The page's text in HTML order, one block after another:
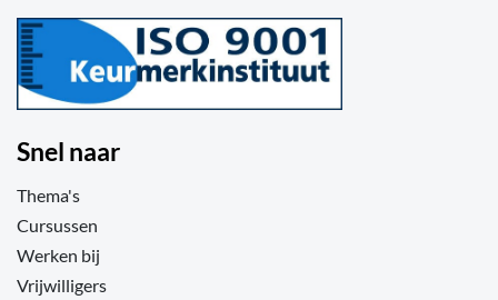
Snel naar
Thema's
Cursussen
Werken bij
Vrijwilligers